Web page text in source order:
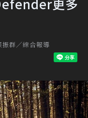
更多
群／綜合報導